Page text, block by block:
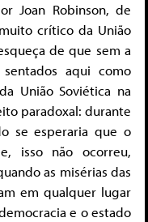
Joan Robinson, de
crítico da União
de que sem a
aqui como
União Soviética na
paradoxal: durante
se esperaria que o
isso não ocorreu,
as misérias das
em qualquer lugar
e o estado